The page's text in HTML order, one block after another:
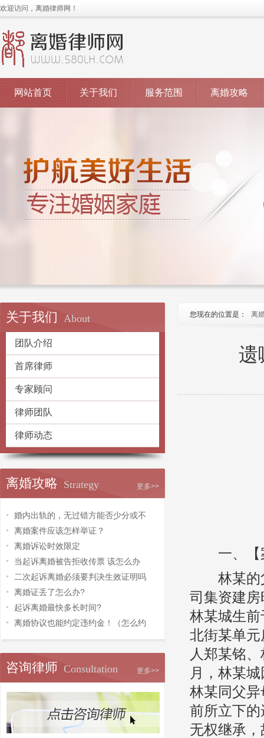
欢迎访问，离婚律师网！
网站首页 关于我们 服务范围 离婚攻略
关于我们 About
团队介绍
首席律师
专家顾问
律师团队
律师动态
离婚攻略 Strategy 更多>>
婚内出轨的，无过错方能否少分或不
离婚案件应该怎样举证？
离婚诉讼时效限定
当起诉离婚被告拒收传票 该怎么办
二次起诉离婚必须要判决生效证明吗
离婚证丢了怎么办?
起诉离婚最快多长时间?
离婚协议也能约定违约金！（怎么约
咨询律师 Consultation 更多>>
您现在的位置是： 离
遗
一、【
林某的父
司集资建
林某城生
北街某单
人郑某铭
月，林某
林某同父
前所立下
无权继承